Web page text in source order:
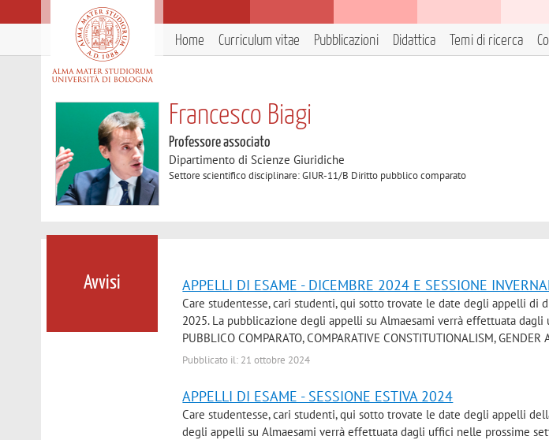
Home Curriculum vitae Pubblicazioni Didattica Temi di ricerca
Francesco Biagi
Professore associato
Dipartimento di Scienze Giuridiche
Settore scientifico disciplinare: GIUR-11/B Diritto pubblico comparato
Avvisi APPELLI DI ESAME - DICEMBRE 2024 E SESSIONE
Care studentesse, cari studenti, qui sotto trovate le date degli appelli di
2025. La pubblicazione degli appelli su Almaesami verrà effettuata dagli
PUBBLICO COMPARATO, COMPARATIVE CONSTITUTIONALISM, GENDER
Pubblicato il: 21 ottobre 2024
APPELLI DI ESAME - SESSIONE ESTIVA 2024
Care studentesse, cari studenti, qui sotto trovate le date degli appelli
degli appelli su Almaesami verrà effettuata dagli uffici nelle prossime